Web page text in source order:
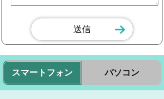
スマートフォン パソコン